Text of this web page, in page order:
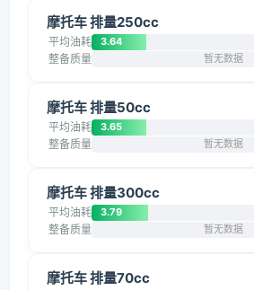
摩托车 排量250cc
平均油耗 3.64
整备质量 暂无数据
摩托车 排量50cc
平均油耗 3.65
整备质量 暂无数据
摩托车 排量300cc
平均油耗 3.79
整备质量 暂无数据
摩托车 排量70cc